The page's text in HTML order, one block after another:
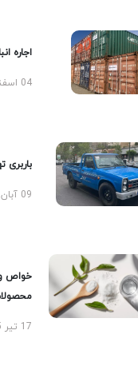
اجاره
04 اسفند 1404
باربری
09 آبان 1403
خواص و
17 تیر 1405